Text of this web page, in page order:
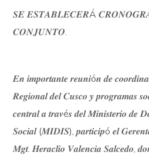
𝑺𝑬 𝑬𝑺𝑻𝑨𝑩𝑳𝑬𝑪𝑬𝑹Á
𝑪𝑶𝑵𝑱𝑼𝑵𝑻𝑶.
𝑬𝒏 𝒊𝒎𝒑𝒐𝒓𝒕𝒂𝒏𝒕𝒆 𝒓𝒆𝒖𝒏𝒊ó𝒏 𝒅𝒆
𝑹𝒆𝒈𝒊𝒐𝒏𝒂𝒍 𝒅𝒆𝒍 𝑪𝒖𝒔𝒄𝒐 𝒚 𝒑𝒓𝒐𝒈𝒓𝒂𝒎𝒂𝒔
𝒄𝒆𝒏𝒕𝒓𝒂𝒍 𝒂 𝒕𝒓𝒂𝒗é𝒔 𝒅𝒆𝒍 𝑴𝒊𝒏𝒊𝒔𝒕𝒆𝒓𝒊𝒐 𝒅𝒆
𝑺𝒐𝒄𝒊𝒂𝒍 (𝑴𝑰𝑫𝑰𝑺), 𝒑𝒂𝒓𝒕𝒊𝒄𝒊𝒑ó 𝒆𝒍
𝑴𝒈𝒕. 𝑯𝒆𝒓𝒂𝒄𝒍𝒊𝒐 𝑽𝒂𝒍𝒆𝒏𝒄𝒊𝒂 𝑺𝒂𝒍𝒄𝒆𝒅𝒐,